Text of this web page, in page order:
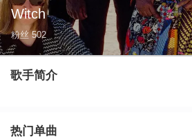
Witch
粉丝 502
歌手简介
热门单曲